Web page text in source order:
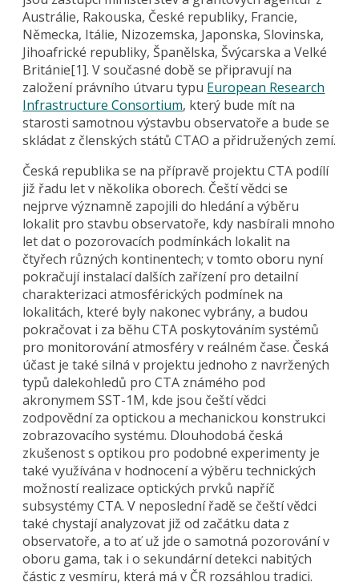
Austrálie, Rakouska, České republiky, Francie,
Německa, Itálie, Nizozemska, Japonska, Slovinska,
Jihoafrické republiky, Španělska, Švýcarska a Velké
Británie[1]. V současné době se připravují na
založení právního útvaru typu European Research
Infrastructure Consortium, který bude mít na
starosti samotnou výstavbu observatoře a bude se
skládat z členských států CTAO a přidružených zemí.
Česká republika se na přípravě projektu CTA podílí
již řadu let v několika oborech. Čeští vědci se
nejprve významně zapojili do hledání a výběru
lokalit pro stavbu observatoře, kdy nasbírali mnoho
let dat o pozorovacích podmínkách lokalit na
čtyřech různých kontinentech; v tomto oboru nyní
pokračují instalací dalších zařízení pro detailní
charakterizaci atmosférických podmínek na
lokalitách, které byly nakonec vybrány, a budou
pokračovat i za běhu CTA poskytováním systémů
pro monitorování atmosféry v reálném čase. Česká
účast je také silná v projektu jednoho z navržených
typů dalekohledů pro CTA známého pod
akronymem SST-1M, kde jsou čeští vědci
zodpovědní za optickou a mechanickou konstrukci
zobrazovacího systému. Dlouhodobá česká
zkušenost s optikou pro podobné experimenty je
také využívána v hodnocení a výběru technických
možností realizace optických prvků napříč
subsystémy CTA. V neposlední řadě se čeští vědci
také chystají analyzovat již od začátku data z
observatoře, a to ať už jde o samotná pozorování v
oboru gama, tak i o sekundární detekci nabitých
částic z vesmíru, která má v ČR rozsáhlou tradici.